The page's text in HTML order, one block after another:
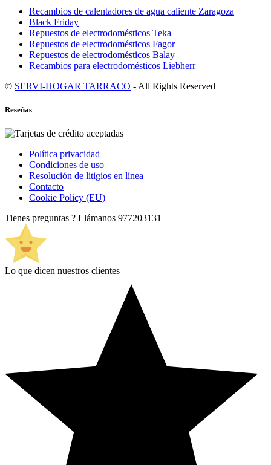
Recambios de calentadores de agua caliente Zaragoza
Black Friday
Repuestos de electrodomésticos Teka
Repuestos de electrodomésticos Fagor
Repuestos de electrodomésticos Balay
Recambios para electrodomésticos Liebherr
© SERVI-HOGAR TARRACO - All Rights Reserved
Reseñas
Política privacidad
Condiciones de uso
Resolución de litigios en línea
Contacto
Cookie Policy (EU)
Tienes preguntas ? Llámanos 977203131
Lo que dicen nuestros clientes